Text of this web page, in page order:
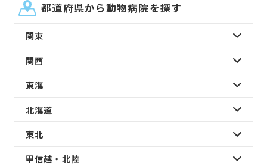
都道府県から動物病院を探す
関東
関西
東海
北海道
東北
甲信越・北陸